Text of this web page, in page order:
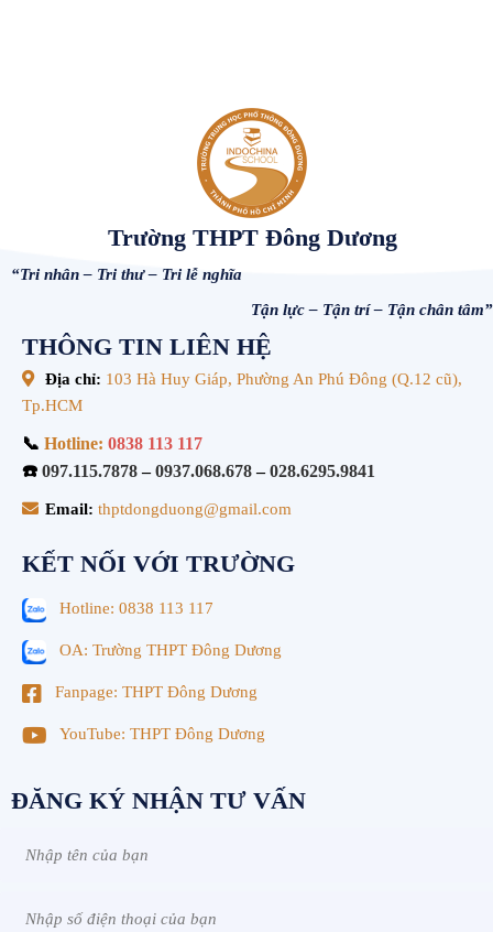
Trường THPT Đông Dương
“Tri nhân – Tri thư – Tri lễ nghĩa
Tận lực – Tận trí – Tận chân tâm”
THÔNG TIN LIÊN HỆ
Địa chỉ: 103 Hà Huy Giáp, Phường An Phú Đông (Q.12 cũ),
Tp.HCM
📞 Hotline: 0838 113 117
☎️ 097.115.7878–0937.068.678–028.6295.9841
Email: thptdongduong@gmail.com
KẾT NỐI VỚI TRƯỜNG
Hotline: 0838 113 117
OA: Trường THPT Đông Dương
Fanpage: THPT Đông Dương
YouTube: THPT Đông Dương
ĐĂNG KÝ NHẬN TƯ VẤN